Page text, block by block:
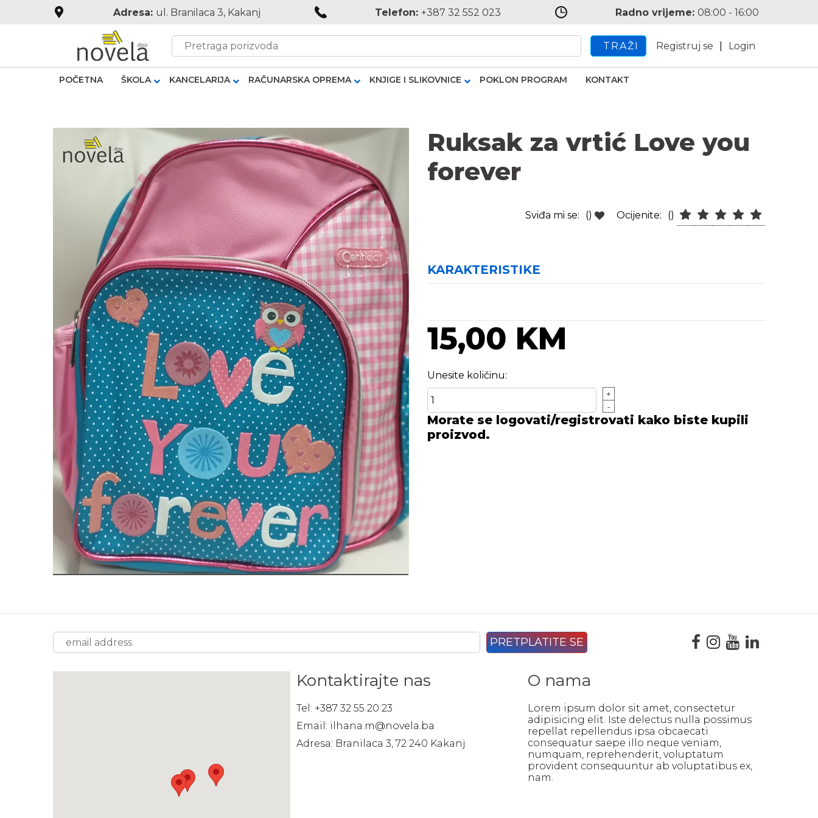
Adresa: ul. Branilaca 3, Kakanj Telefon: +387 32 552 023 Radno vrijeme: 08:00 - 16:00
TRAŽI Registruj se Login
POČETNA ŠKOLA KANCELARIJA RAČUNARSKA OPREMA KNJIGE I SLIKOVNICE POKLON PROGRAM KONTAKT
Ruksak za vrtić Love you
forever
Sviđa mi se: () Ocijenite: ()
KARAKTERISTIKE
15,00 KM
Unesite količinu:
+
-
Morate se logovati/registrovati kako biste kupili
proizvod.
Kontaktirajte nas
Tel: +387 32 55 20 23
Email: ilhana.m@novela.ba
Adresa: Branilaca 3, 72 240 Kakanj
O nama
Lorem ipsum dolor sit amet, consectetur
adipisicing elit. Iste delectus nulla possimus
repellat repellendus ipsa obcaecati
consequatur saepe illo neque veniam,
numquam, reprehenderit, voluptatum
provident consequuntur ab voluptatibus ex,
nam.